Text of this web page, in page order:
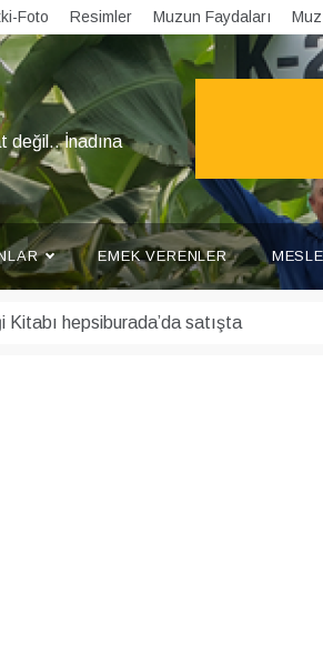
Foto Resimler Muzun Faydaları
değil.. İnadına
EMEK VERENLER
yayınlandı